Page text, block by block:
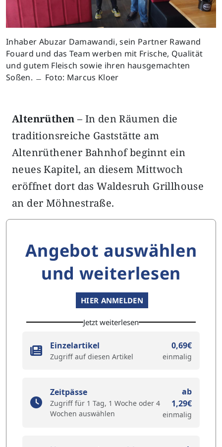
Inhaber Abuzar Damawandi, sein Partner Rawand
Fouard und das Team werben mit Frische, Qualität
und gutem Fleisch sowie ihren hausgemachten
Soßen. ﹘ Foto: Marcus Kloer
Altenrüthen – In den Räumen die
traditionsreiche Gaststätte am
Altenrüthener Bahnhof beginnt ein
neues Kapitel, an diesem Mittwoch
eröffnet dort das Waldesruh Grillhouse
an der Möhnestraße.
Angebot auswählen
und weiterlesen
HIER ANMELDEN
Jetzt weiterlesen
Einzelartikel
Zugriff auf diesen Artikel
0,69€
einmalig
Zeitpässe
Zugriff für 1 Tag, 1 Woche oder 4
Wochen auswählen
ab
1,29€
einmalig